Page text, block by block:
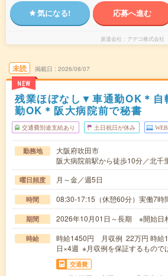
気になる! 応募へ進む
派遣会社 アデコ株式会社
未読
NEW
掲載日 2026/08/07
残業ほぼなし▼車通勤OK＊自
勤OK＊阪大病院前で秘書
交通費別途支給あり 土日祝日が休み
勤務地
大阪府吹田市
阪大病院前駅から徒歩10分／北千
曜日頻度 月～金／週5日
時間 08:30-17:15（休憩60分）実働7時
期間 2026年10月01日～長期 ※開始日
時給
時給1450円 月収例 22万円 時給
日×4週 ※月収例を保証するもので
交通費